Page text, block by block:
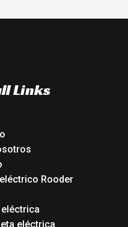
Links
Rooder
eléctrica